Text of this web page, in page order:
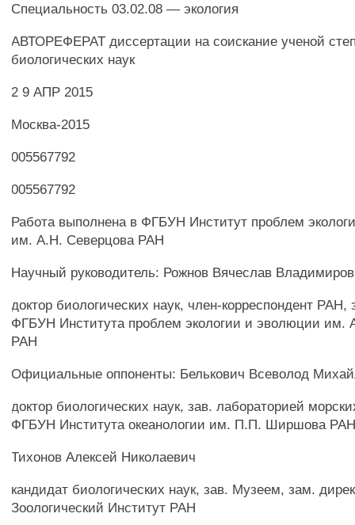
Специальность 03.02.08 — экология
АВТОРЕФЕРАТ диссертации на соискание ученой
биологических наук
2 9 АПР 2015
Москва-2015
005567792
005567792
Работа выполнена в ФГБУН Институт проблем
им. А.Н. Северцова РАН
Научный руководитель: Рожнов Вячеслав
доктор биологических наук, член-корреспондент РАН,
ФГБУН Института проблем экологии и эволюции им.
РАН
Официальные оппоненты: Белькович Всеволод
доктор биологических наук, зав. лабораторией
ФГБУН Института океанологии им. П.П. Ширшова
Тихонов Алексей Николаевич
кандидат биологических наук, зав. Музеем, зам.
Зоологический Институт РАН